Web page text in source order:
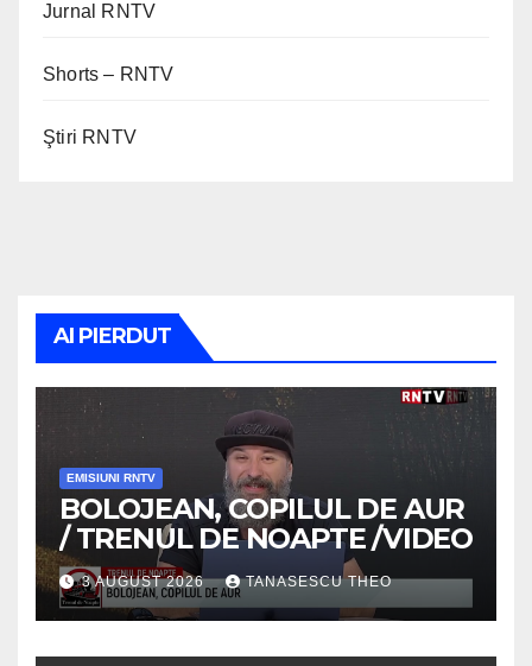
Jurnal RNTV
Shorts – RNTV
Ştiri RNTV
AI PIERDUT
EMISIUNI RNTV
BOLOJEAN, COPILUL DE AUR
/ TRENUL DE NOAPTE /VIDEO
3 AUGUST 2026 TANASESCU THEO